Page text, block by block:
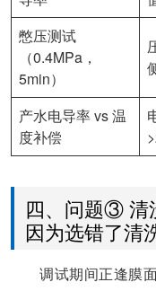
憋压测试
（0.4MPa，
5min）
产水电导率 vs 温
度补偿
四、问题③ 清
因为选错了清
调试期间正逢膜